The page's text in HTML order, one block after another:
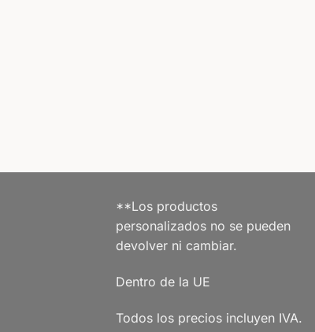
**Los productos
personalizados no se pueden
devolver ni cambiar.
Dentro de la UE
Todos los precios incluyen IVA.